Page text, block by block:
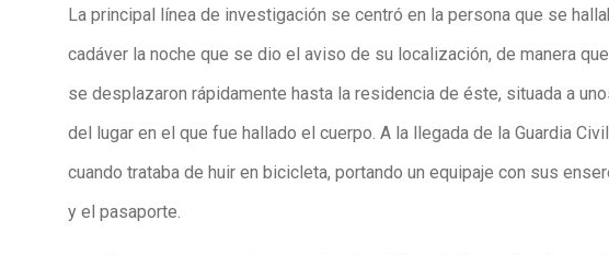
La principal línea de investigación se centró en la persona que se
cadáver la noche que se dio el aviso de su localización, de manera
se desplazaron rápidamente hasta la residencia de éste, situada a
del lugar en el que fue hallado el cuerpo. A la llegada de la Guardia
cuando trataba de huir en bicicleta, portando un equipaje con sus
y el pasaporte.